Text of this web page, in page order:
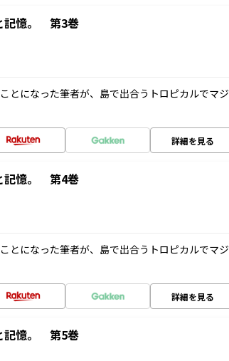
記憶。 第3巻
とになった筆者が、島で出合うトロピカルでマジ
詳細を見る
記憶。 第4巻
とになった筆者が、島で出合うトロピカルでマジ
詳細を見る
記憶。 第5巻